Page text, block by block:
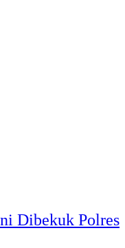
Dibekuk Polres